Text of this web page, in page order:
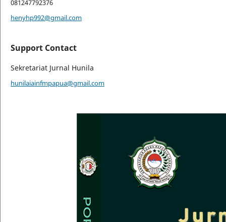
081247792376
henyhp992@gmail.com
Support Contact
Sekretariat Jurnal Hunila
hunilaiainfmpapua@gmail.com